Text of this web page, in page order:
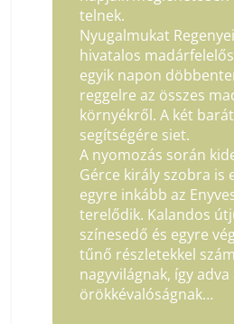
telnek.
Nyugalmukat
hivatalos
egyik napon
reggelre az összes
környékről. A két
segítségére siet.
A nyomozás során
Gérce király szobra is
egyre inkább az
terelődik. Kalandos
színesedő és egyre
tűnő részletekkel
nagyvilágnak, így
örökkévalóságnak…